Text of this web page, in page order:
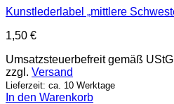
Kunstlederlabel „mittlere
1,50 €
Umsatzsteuerbefreit gemäß
zzgl. Versand
Lieferzeit: ca. 10 Werktage
In den Warenkorb